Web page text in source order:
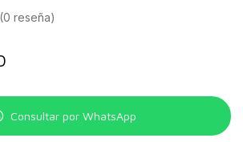
(0 reseña)
Consultar por WhatsApp